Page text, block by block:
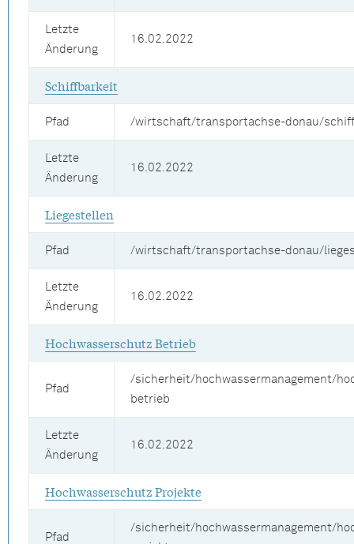
Letzte
Änderung
16.02.2022
Schiffbarkeit
Pfad /wirtschaft/transportachse-donau/
Letzte
Änderung
16.02.2022
Liegestellen
Pfad /wirtschaft/transportachse-donau/
Letzte
Änderung
16.02.2022
Hochwasserschutz Betrieb
Pfad
/sicherheit/hochwassermanagement/
betrieb
Letzte
Änderung
16.02.2022
Hochwasserschutz Projekte
Pfad
/sicherheit/hochwassermanagement/